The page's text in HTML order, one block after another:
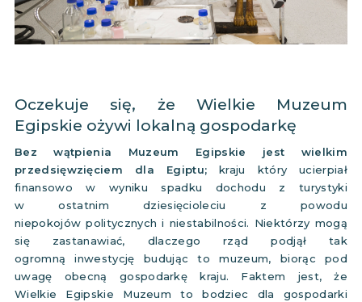
Oczekuje się, że Wielkie Muzeum
Egipskie ożywi lokalną gospodarkę
Bez wątpienia Muzeum Egipskie jest wielkim
przedsięwzięciem dla Egiptu; kraju który ucierpiał
finansowo w wyniku spadku dochodu z turystyki
w ostatnim dziesięcioleciu z powodu
niepokojów politycznych i niestabilności. Niektórzy mogą
się zastanawiać, dlaczego rząd podjął tak
ogromną inwestycję budując to muzeum, biorąc pod
uwagę obecną gospodarkę kraju. Faktem jest, że
Wielkie Egipskie Muzeum to bodziec dla gospodarki